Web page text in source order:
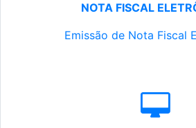
NOTA FISCAL
Emissão de Nota Fiscal